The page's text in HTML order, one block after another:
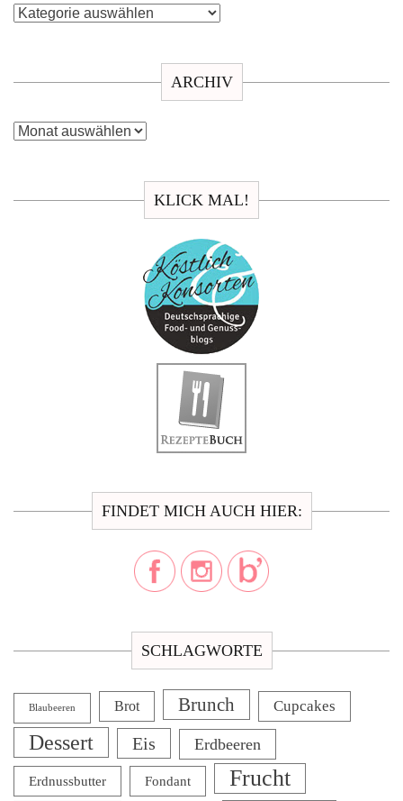
Kategorien
ARCHIV
Archiv
KLICK MAL!
FINDET MICH AUCH HIER:
SCHLAGWORTE
Blaubeeren Brot Brunch Cupcakes
Dessert Eis Erdbeeren
Erdnussbutter Fondant Frucht